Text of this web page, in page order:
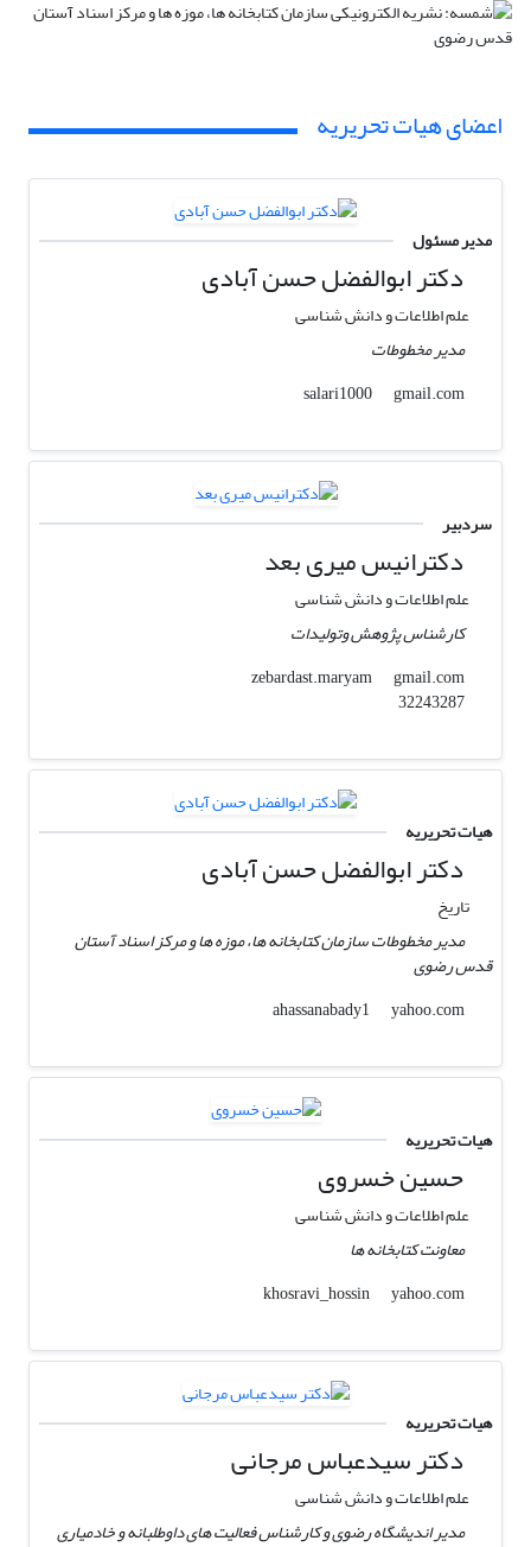
اعضای هیات تحریریه
مدیر مسئول
دکتر ابوالفضل حسن آبادی
علم اطلاعات و دانش شناسی
مدیر مخطوطات
salari1000
gmail.com
سردبیر
دکترانیس میری بعد
علم اطلاعات و دانش شناسی
کارشناس پژوهش وتولیدات
zebardast.maryam
gmail.com
32243287
هیات تحریریه
دکتر ابوالفضل حسن آبادی
تاریخ
مدیر مخطوطات سازمان کتابخانه ها، موزه ها و مرکز اسناد آستان
قدس رضوی
ahassanabady1
yahoo.com
هیات تحریریه
حسین خسروی
علم اطلاعات و دانش شناسی
معاونت کتابخانه ها
khosravi_hossin
yahoo.com
هیات تحریریه
دکتر سیدعباس مرجانی
علم اطلاعات و دانش شناسی
مدیر اندیشگاه رضوی و کارشناس فعالیت های داوطلبانه و خادمیاری